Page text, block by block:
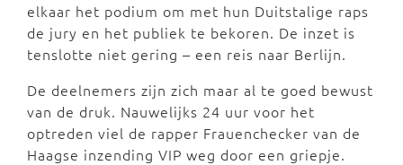
elkaar het podium om met hun Duitstalige raps
de jury en het publiek te bekoren. De inzet is
tenslotte niet gering – een reis naar Berlijn.
De deelnemers zijn zich maar al te goed bewust
van de druk. Nauwelijks 24 uur voor het
optreden viel de rapper Frauenchecker van de
Haagse inzending VIP weg door een griepje.